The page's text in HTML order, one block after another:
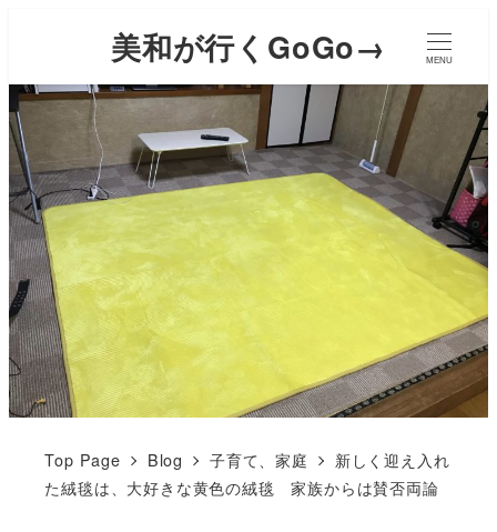
美和が行くGoGo→ MENU
Top Page Blog 子育て、家庭
新しく迎え入れ
た絨毯は、大好きな黄色の絨毯 家族からは賛否両論